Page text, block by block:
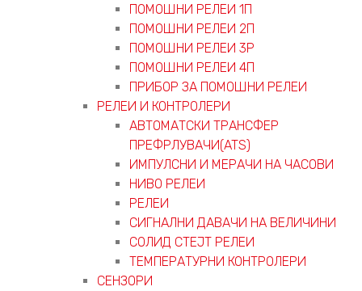
ПОМОШНИ РЕЛЕИ 1П
ПОМОШНИ РЕЛЕИ 2П
ПОМОШНИ РЕЛЕИ 3P
ПОМОШНИ РЕЛЕИ 4П
ПРИБОР ЗА ПОМОШНИ РЕЛЕИ
РЕЛЕИ И КОНТРОЛЕРИ
АВТОМАТСКИ ТРАНСФЕР
ПРЕФРЛУВАЧИ(ATS)
ИМПУЛСНИ И МЕРАЧИ НА ЧАСОВИ
НИВО РЕЛЕИ
РЕЛЕИ
СИГНАЛНИ ДАВАЧИ НА ВЕЛИЧИНИ
СОЛИД СТЕЈТ РЕЛЕИ
ТЕМПЕРАТУРНИ КОНТРОЛЕРИ
СЕНЗОРИ